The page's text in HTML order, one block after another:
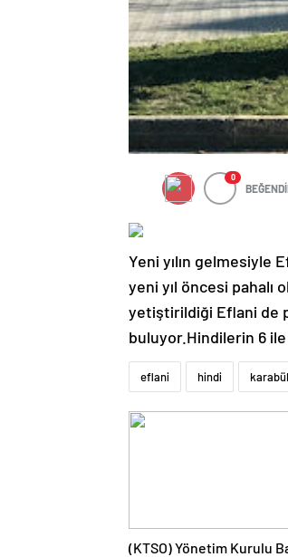
0
Yeni yılın gelmesiyle
yeni yıl öncesi pahalı
yetiştirildiği Eflani de
buluyor.Hindilerin 6
eflani hindi
(KTSO) Yönetim Kurulu